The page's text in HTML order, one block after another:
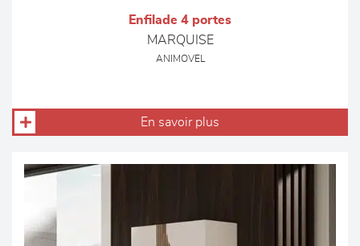
Enfilade 4 portes
MARQUISE
ANIMOVEL
En savoir plus